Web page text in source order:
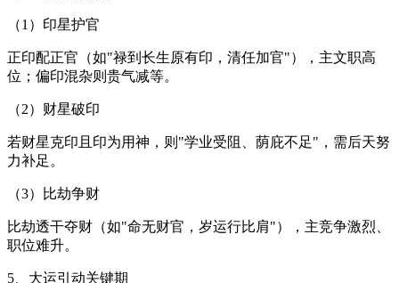
（1）印星护官
正印配正官（如"禄到长生原有印，清任加官"），主文职高
位；偏印混杂则贵气减等。
（2）财星破印
若财星克印且印为用神，则"学业受阻、荫庇不足"，需后天努
力补足。
（3）比劫争财
比劫透干夺财（如"命无财官，岁运行比肩"），主竞争激烈、
职位难升。
5、大运引动关键期